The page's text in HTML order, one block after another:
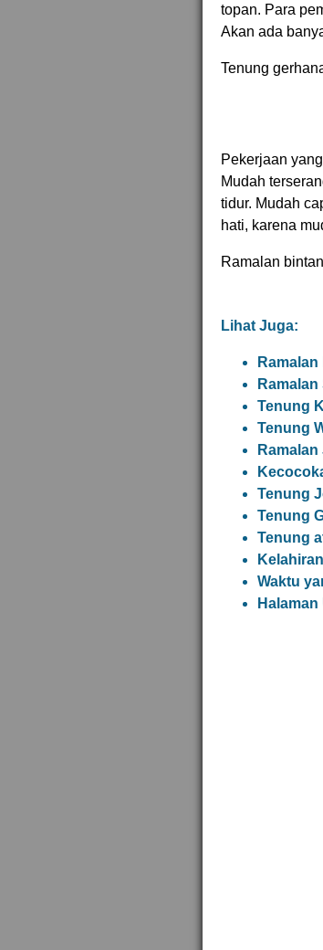
topan. Para
Akan ada
Tenung
Pekerjaan
Mudah
tidur. Mudah
hati, karena
Ramalan
Lihat Juga:
Tenung
Tenung
Tenung
Tenung
Tenung
Waktu
Halaman